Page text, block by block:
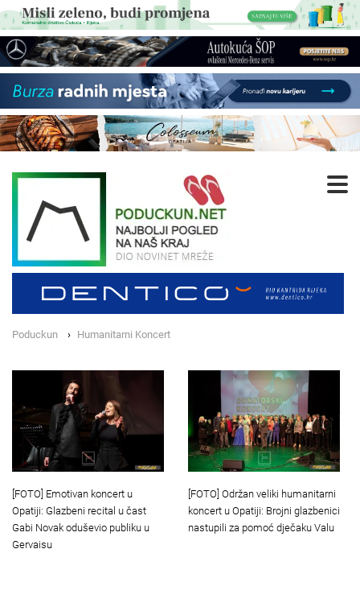
Poduckun Humanitarni Koncert
[FOTO] Emotivan koncert u
Opatiji: Glazbeni recital u čast
Gabi Novak oduševio publiku u
Gervaisu
[FOTO] Održan veliki humanitarni
koncert u Opatiji: Brojni glazbenici
nastupili za pomoć dječaku Valu